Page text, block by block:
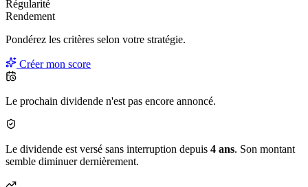
Régularité
Rendement
Pondérez les critères selon votre stratégie.
Créer mon score
Le prochain dividende n'est pas encore annoncé.
Le dividende est versé sans interruption depuis 4 ans. Son montant
semble diminuer dernièrement.